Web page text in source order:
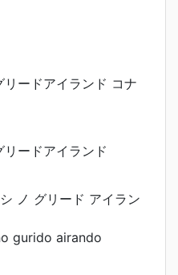
ードアイランド コナ
ードアイランド
ノ グリード アイラン
gurido airando